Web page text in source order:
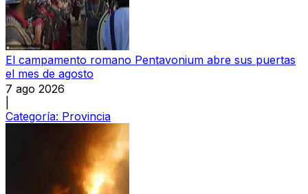
El campamento romano Pentavonium abre sus puertas
el mes de agosto
7 ago 2026
Categoría: Provincia